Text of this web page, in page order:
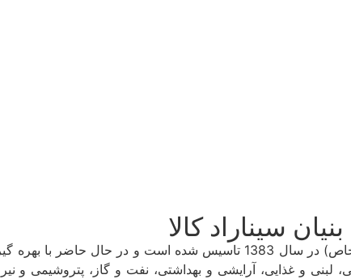
سیناراد کالا
شرکت دانش بنیان سیناراد کالا (سهامی خاص) در سال 1383
لبنی و غذایی، آرایشی و بهداشتی، نفت و گاز، پتروشیمی